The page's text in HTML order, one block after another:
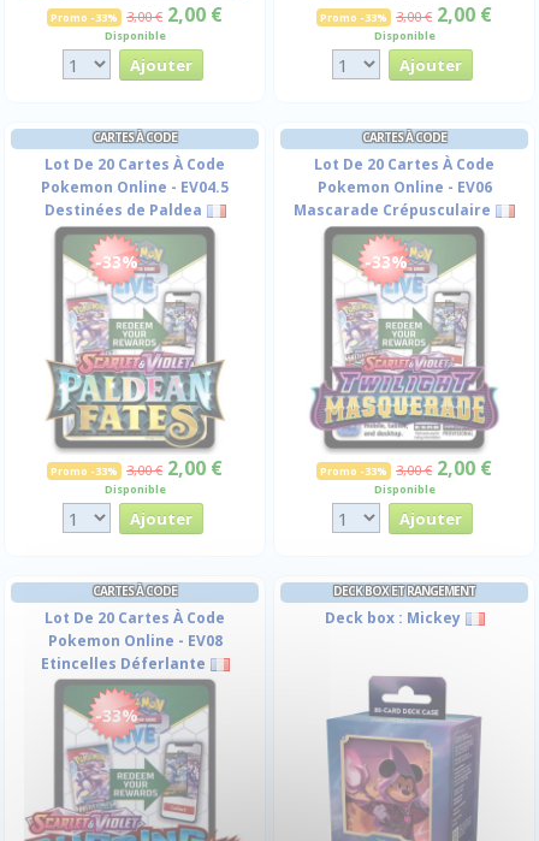
Promo -33% 3,00 € 2,00 €
Disponible
Promo -33% 3,00 € 2,00 €
Disponible
CARTES À CODE
Lot De 20 Cartes À Code
Pokemon Online - EV04.5
Destinées de Paldea
-33%
Promo -33% 3,00 € 2,00 €
Disponible
CARTES À CODE
Lot De 20 Cartes À Code
Pokemon Online - EV06
Mascarade Crépusculaire
-33%
Promo -33% 3,00 € 2,00 €
Disponible
CARTES À CODE
Lot De 20 Cartes À Code
Pokemon Online - EV08
Etincelles Déferlante
-33%
DECK BOX ET RANGEMENT
Deck box : Mickey